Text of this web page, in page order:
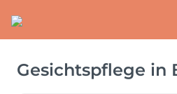
Gesichtspflege in